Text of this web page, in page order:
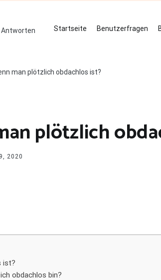
Antworten Startseite Benutzerfragen
man plötzlich obdachlos ist?
plötzlich
2020
ist?
obdachlos bin?